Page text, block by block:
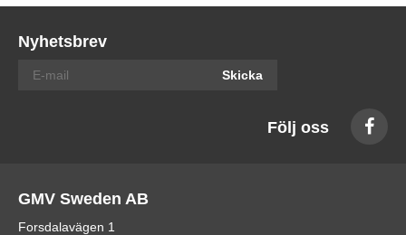
Nyhetsbrev
Skicka
Följ oss
GMV Sweden AB
Forsdalavägen 1